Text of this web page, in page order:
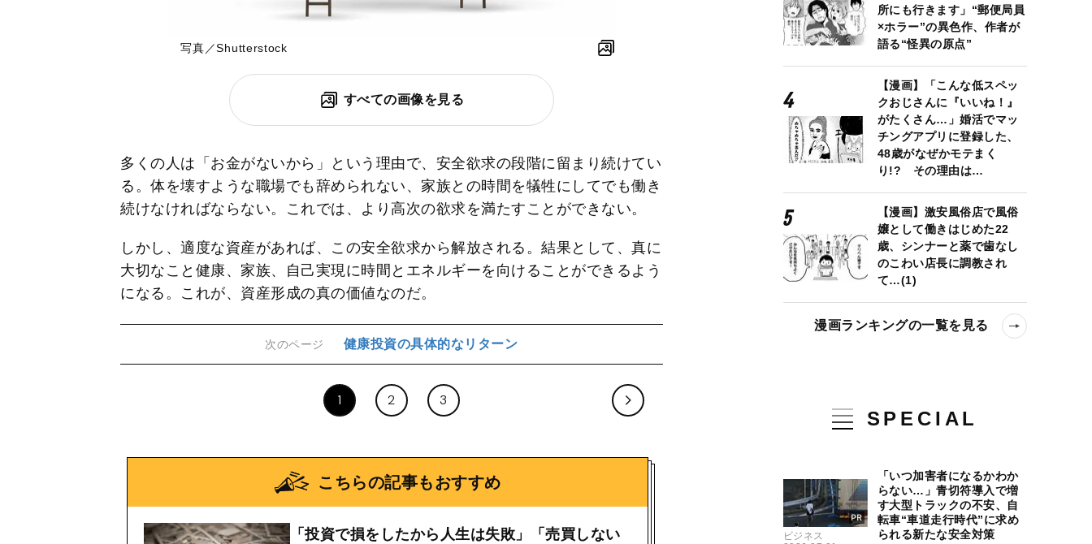
写真／Shutterstock
すべての画像を見る
多くの人は「お金がないから」という理由で、安全欲求の段階に留まり続けてい
る。体を壊すような職場でも辞められない、家族との時間を犠牲にしてでも働き
続けなければならない。これでは、より高次の欲求を満たすことができない。
しかし、適度な資産があれば、この安全欲求から解放される。結果として、真に
大切なこと健康、家族、自己実現に時間とエネルギーを向けることができるよう
になる。これが、資産形成の真の価値なのだ。
次のページ 健康投資の具体的なリターン
1 2 3
こちらの記事もおすすめ
「投資で損をしたから人生は失敗」「売買しない
所にも行きます」“郵便局員
×ホラー”の異色作、作者が
語る“怪異の原点”
【漫画】「こんな低スペッ
クおじさんに『いいね！』
がたくさん…」婚活でマッ
チングアプリに登録した、
48歳がなぜかモテまく
り!? その理由は…
【漫画】激安風俗店で風俗
嬢として働きはじめた22
歳、シンナーと薬で歯なし
のこわい店長に調教され
て…(1)
漫画ランキングの一覧を見る
SPECIAL
ビジネス
「いつ加害者になるかわか
らない…」青切符導入で増
す大型トラックの不安、自
転車“車道走行時代”に求め
られる新たな安全対策